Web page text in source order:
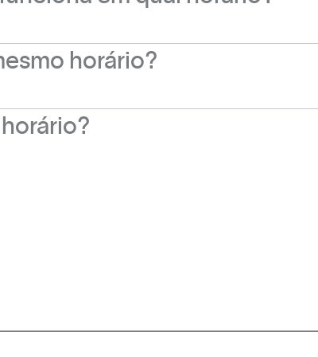
horário?
especial e nos domingos e feriados o